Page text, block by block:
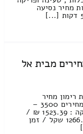
/ זמן : 58 דקות 54 שניות מחיר נסיעה
מבית אל
מחיר
מחירון: 2878.54 ₪ / אלה שבטווח המחירים 3500 –
2700 ₪ עבודות סבלות , טעינה ופריקה : 1523.39 ₪ /
זמן : 1 שעות 27 דקות מחיר נסיעה 1266.81 שקל / זמן